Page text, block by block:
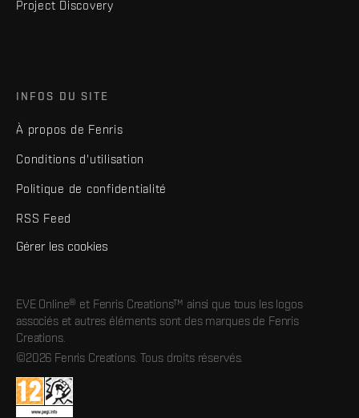
Project Discovery
INFOS DU SITE
À propos de Fenris
Conditions d'utilisation
Politique de confidentialité
RSS Feed
Gérer les cookies
EVE Online® et Fenris Creations™ ainsi que tous les logos
associés et autres éléments sont des marques de Fenris
Creations.
©2026 Fenris Creations. Tous droits réservés.